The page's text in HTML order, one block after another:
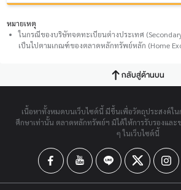
หมายเหตุ
ในกรณีของบริษัทจดทะเบียนต่างประเทศ
เป็นไปตามเกณฑ์ของตลาดหลักทรัพย์หลัก (Home
กลับสู่ด้านบน
เนื้อหาทั้งหมดบนเว็บไซต์นี้ มีขึ้นเพื่อวัตถุประสงค์ใน
ศึกษาเท่านั้น ตลาดหลักทรัพย์ฯ มิได้ให้การรับรองแล
ๆ ในเว็บไซต์นี้